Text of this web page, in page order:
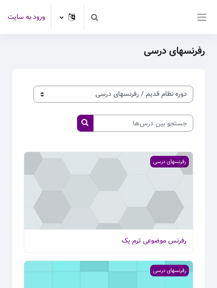
Toggle search inputورود به سایت
رفرنسهای درسی
طبقه‌های درسی
جستجو بین درس‌ها
جستجو بین درس‌ها
تصویر درس رفرنس موضوعی ترم یک
رفرنسهای درسی
رفرنس موضوعی ترم یک
تصویر درس رفرنس موضوعی ترم دو و سه
رفرنسهای درسی